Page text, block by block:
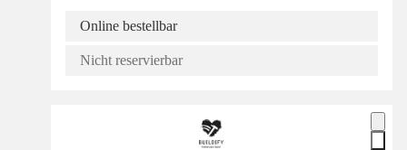
Online bestellbar
Nicht reservierbar